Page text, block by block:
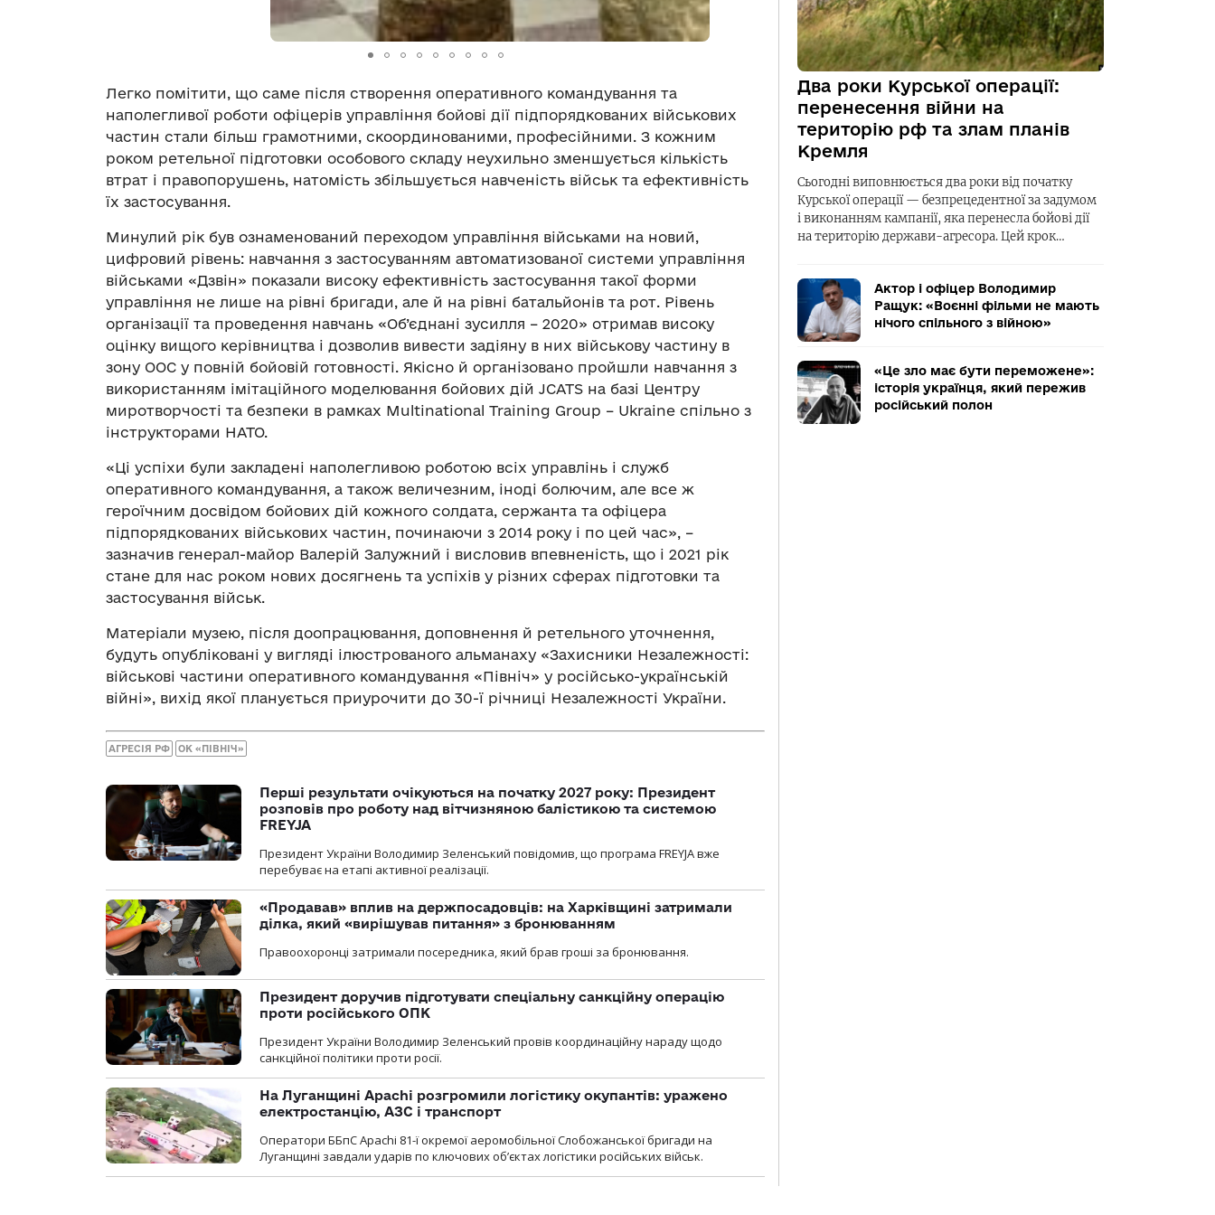
Легко помітити, що саме після створення оперативного командування та
наполегливої роботи офіцерів управління бойові дії підпорядкованих військових
частин стали більш грамотними, скоординованими, професійними. З кожним
роком ретельної підготовки особового складу неухильно зменшується кількість
втрат і правопорушень, натомість збільшується навченість військ та ефективність
їх застосування.
Минулий рік був ознаменований переходом управління військами на новий,
цифровий рівень: навчання з застосуванням автоматизованої системи управління
військами «Дзвін» показали високу ефективність застосування такої форми
управління не лише на рівні бригади, але й на рівні батальйонів та рот. Рівень
організації та проведення навчань «Об’єднані зусилля – 2020» отримав високу
оцінку вищого керівництва і дозволив вивести задіяну в них військову частину в
зону ООС у повній бойовій готовності. Якісно й організовано пройшли навчання з
використанням імітаційного моделювання бойових дій JCATS на базі Центру
миротворчості та безпеки в рамках Multinational Training Group – Ukraine спільно з
інструкторами НАТО.
«Ці успіхи були закладені наполегливою роботою всіх управлінь і служб
оперативного командування, а також величезним, іноді болючим, але все ж
героїчним досвідом бойових дій кожного солдата, сержанта та офіцера
підпорядкованих військових частин, починаючи з 2014 року і по цей час», –
зазначив генерал-майор Валерій Залужний і висловив впевненість, що і 2021 рік
стане для нас роком нових досягнень та успіхів у різних сферах підготовки та
застосування військ.
Матеріали музею, після доопрацювання, доповнення й ретельного уточнення,
будуть опубліковані у вигляді ілюстрованого альманаху «Захисники Незалежності:
військові частини оперативного командування «Північ» у російсько-українській
війні», вихід якої планується приурочити до 30-ї річниці Незалежності України.
АГРЕСІЯ РФ ОК «ПІВНІЧ»
Перші результати очікуються на початку 2027 року: Президент
розповів про роботу над вітчизняною балістикою та системою
FREYJA
Президент України Володимир Зеленський повідомив, що програма FREYJA вже
перебуває на етапі активної реалізації.
«Продавав» вплив на держпосадовців: на Харківщині затримали
ділка, який «вирішував питання» з бронюванням
Правоохоронці затримали посередника, який брав гроші за бронювання.
Президент доручив підготувати спеціальну санкційну операцію
проти російського ОПК
Президент України Володимир Зеленський провів координаційну нараду щодо
санкційної політики проти росії.
На Луганщині Apachi розгромили логістику окупантів: уражено
електростанцію, АЗС і транспорт
Оператори ББпС Apachi 81-ї окремої аеромобільної Слобожанської бригади на
Луганщині завдали ударів по ключових об’єктах логістики російських військ.
Два роки Курської операції:
перенесення війни на
територію рф та злам планів
Кремля
Сьогодні виповнюється два роки від початку
Курської операції — безпрецедентної за задумом
і виконанням кампанії, яка перенесла бойові дії
на територію держави-агресора. Цей крок…
Актор і офіцер Володимир
Ращук: «Воєнні фільми не мають
нічого спільного з війною»
«Це зло має бути переможене»:
історія українця, який пережив
російський полон